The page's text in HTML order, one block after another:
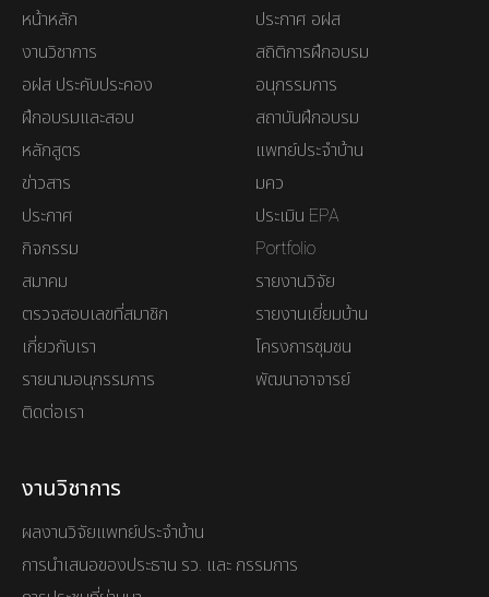
หน้าหลัก
งานวิชาการ
อฝส ประคับประคอง
ฝึกอบรมและสอบ
หลักสูตร
ข่าวสาร
ประกาศ
กิจกรรม
สมาคม
ตรวจสอบเลขที่สมาชิก
เกี่ยวกับเรา
รายนามอนุกรรมการ
ติดต่อเรา
งานวิชาการ
ผลงานวิจัยแพทย์ประจำบ้าน
การนำเสนอของประธาน รว. และ กรรมการ
ประกาศ อฝส
สถิติการฝึกอบรม
อนุกรรมการ
สถาบันฝึกอบรม
แพทย์ประจำบ้าน
มคว
ประเมิน EPA
Portfolio
รายงานวิจัย
รายงานเยี่ยมบ้าน
โครงการชุมชน
พัฒนาอาจารย์